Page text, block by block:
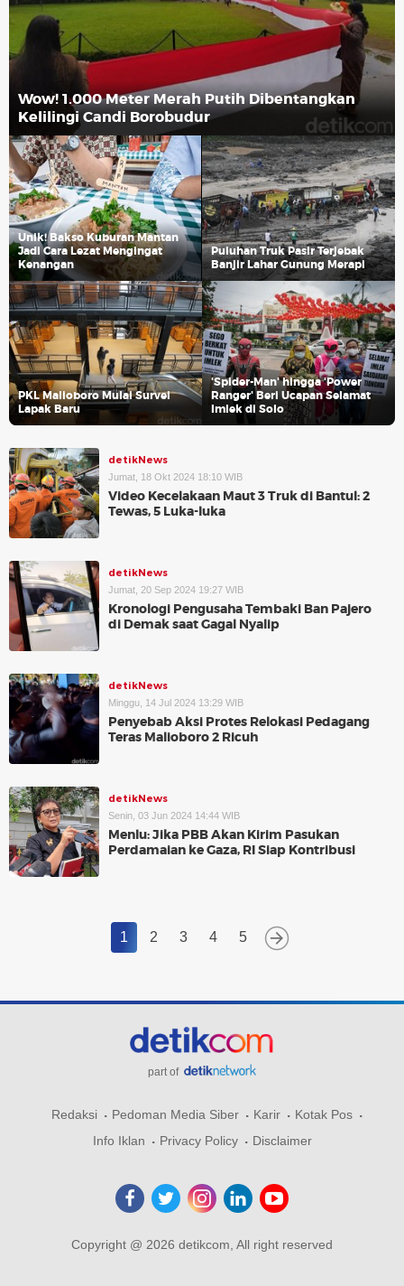
Wow! 1.000 Meter Merah Putih Dibentangkan
Kelilingi Candi Borobudur
Unik! Bakso Kuburan Mantan
Jadi Cara Lezat Mengingat
Kenangan
Puluhan Truk Pasir Terjebak
Banjir Lahar Gunung Merapi
PKL Malioboro Mulai Survei
Lapak Baru
'Spider-Man' hingga 'Power
Ranger' Beri Ucapan Selamat
Imlek di Solo
detikNews
Jumat, 18 Okt 2024 18:10 WIB
Video Kecelakaan Maut 3 Truk di Bantul: 2
Tewas, 5 Luka-luka
detikNews
Jumat, 20 Sep 2024 19:27 WIB
Kronologi Pengusaha Tembaki Ban Pajero
di Demak saat Gagal Nyalip
detikNews
Minggu, 14 Jul 2024 13:29 WIB
Penyebab Aksi Protes Relokasi Pedagang
Teras Malioboro 2 Ricuh
detikNews
Senin, 03 Jun 2024 14:44 WIB
Menlu: Jika PBB Akan Kirim Pasukan
Perdamaian ke Gaza, RI Siap Kontribusi
1 2 3 4 5
part of
Redaksi Pedoman Media Siber Karir
Kotak Pos
Info Iklan
Privacy Policy Disclaimer
Copyright @ 2026 detikcom, All right reserved